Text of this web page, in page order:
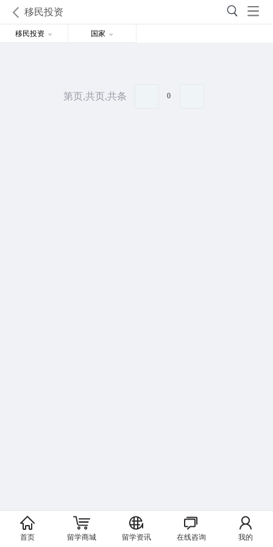
移民投资
移民投资 国家
第页,共页,共条 0
首页 留学商城 留学资讯 在线咨询 我的